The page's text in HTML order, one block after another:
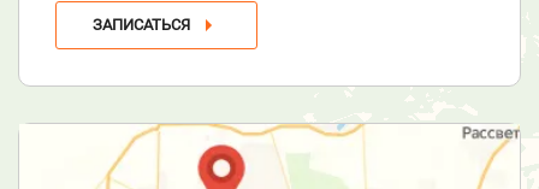
ЗАПИСАТЬСЯ